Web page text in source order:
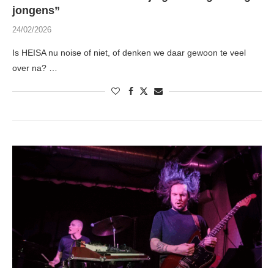
jongens”
24/02/2026
Is HEISA nu noise of niet, of denken we daar gewoon te veel
over na? …